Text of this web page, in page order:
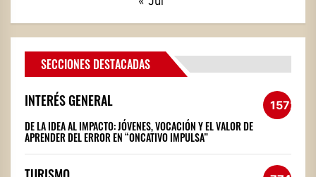
SECCIONES DESTACADAS
INTERÉS GENERAL 1572
DE LA IDEA AL IMPACTO: JÓVENES, VOCACIÓN Y EL VALOR DE
APRENDER DEL ERROR EN “ONCATIVO IMPULSA”